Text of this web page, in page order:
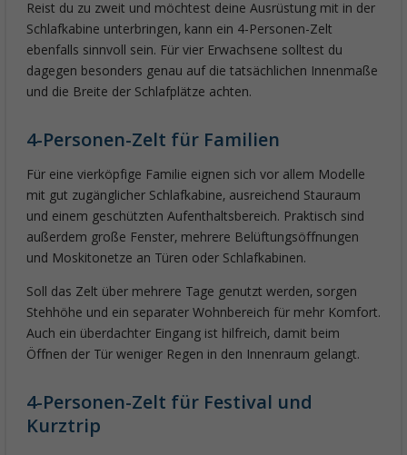
Reist du zu zweit und möchtest deine Ausrüstung mit in der
Schlafkabine unterbringen, kann ein 4-Personen-Zelt
ebenfalls sinnvoll sein. Für vier Erwachsene solltest du
dagegen besonders genau auf die tatsächlichen Innenmaße
und die Breite der Schlafplätze achten.
4-Personen-Zelt für Familien
Für eine vierköpfige Familie eignen sich vor allem Modelle
mit gut zugänglicher Schlafkabine, ausreichend Stauraum
und einem geschützten Aufenthaltsbereich. Praktisch sind
außerdem große Fenster, mehrere Belüftungsöffnungen
und Moskitonetze an Türen oder Schlafkabinen.
Soll das Zelt über mehrere Tage genutzt werden, sorgen
Stehhöhe und ein separater Wohnbereich für mehr Komfort.
Auch ein überdachter Eingang ist hilfreich, damit beim
Öffnen der Tür weniger Regen in den Innenraum gelangt.
4-Personen-Zelt für Festival und
Kurztrip